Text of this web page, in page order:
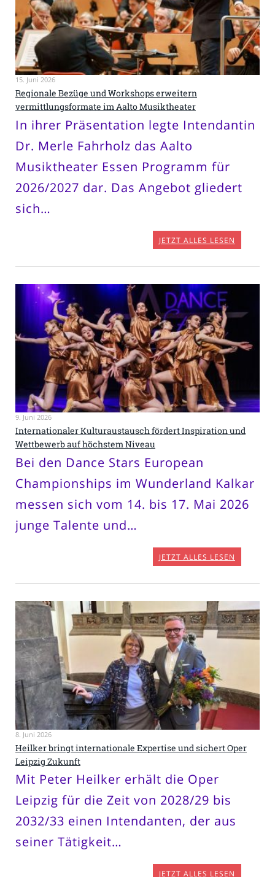
15. Juni 2026
Regionale Bezüge und Workshops erweitern
vermittlungsformate im Aalto Musiktheater
In ihrer Präsentation legte Intendantin
Dr. Merle Fahrholz das Aalto
Musiktheater Essen Programm für
2026/2027 dar. Das Angebot gliedert
sich…
JETZT ALLES LESEN
9. Juni 2026
Internationaler Kulturaustausch fördert Inspiration und
Wettbewerb auf höchstem Niveau
Bei den Dance Stars European
Championships im Wunderland Kalkar
messen sich vom 14. bis 17. Mai 2026
junge Talente und…
JETZT ALLES LESEN
8. Juni 2026
Heilker bringt internationale Expertise und sichert Oper
Leipzig Zukunft
Mit Peter Heilker erhält die Oper
Leipzig für die Zeit von 2028/29 bis
2032/33 einen Intendanten, der aus
seiner Tätigkeit…
JETZT ALLES LESEN